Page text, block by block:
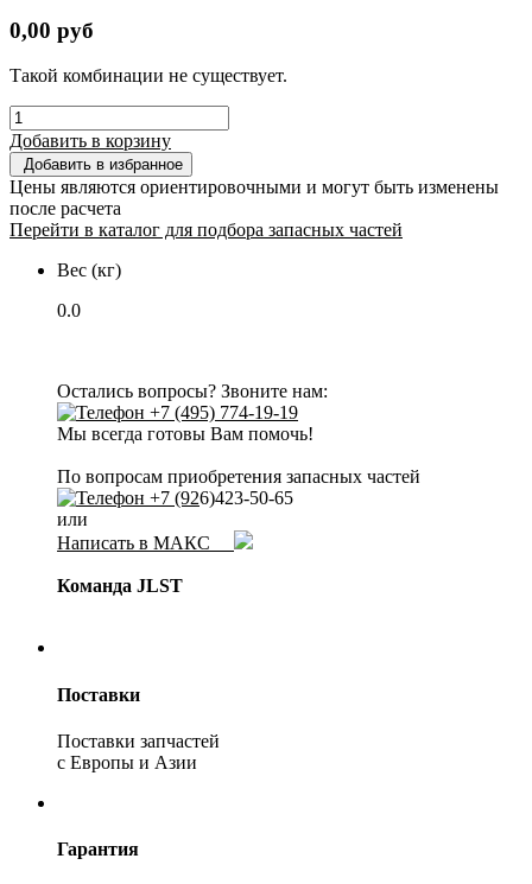
0,00 руб
Такой комбинации не существует.
Добавить в корзину
Добавить в избранное
Цены являются ориентировочными и могут быть изменены
после расчета
Перейти в каталог для подбора запасных частей
Вес (кг)
0.0
Остались вопросы? Звоните нам:
+7 (495) 774-19-19
Мы всегда готовы Вам помочь!
По вопросам приобретения запасных частей
+7 (926)423-50-65
или
Написать в МАКС
Команда JLST
Поставки
Поставки запчастей
с Европы и Азии
Гарантия